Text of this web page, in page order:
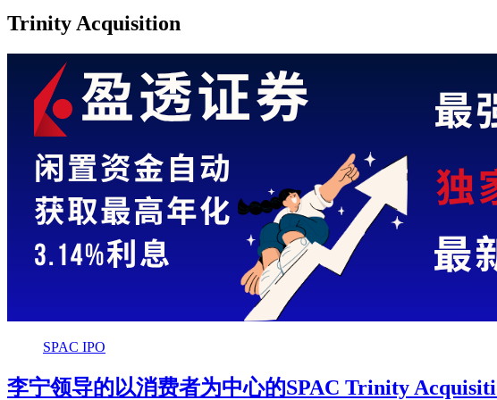
Trinity Acquisition
SPAC IPO
李宁领导的以消费者为中心的SPAC Trinity